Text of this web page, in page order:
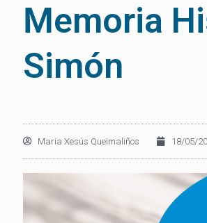
Memoria
Simón
Maria Xesús Queimaliños 18/05/